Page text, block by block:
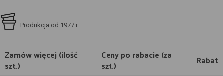
Produkcja od 1977 r.
Zamów więcej (ilość
szt.)
Ceny po rabacie (za
szt.) Rabat